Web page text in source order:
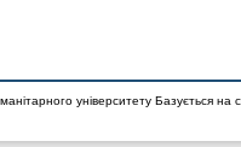
університету Базується на